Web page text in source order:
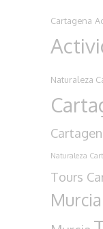
Cartagena
Naturaleza
Naturaleza
Tours
Murcia